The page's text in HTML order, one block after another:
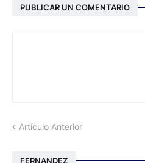
PUBLICAR UN COMENTARIO
Artículo Anterior
FERNANDEZ